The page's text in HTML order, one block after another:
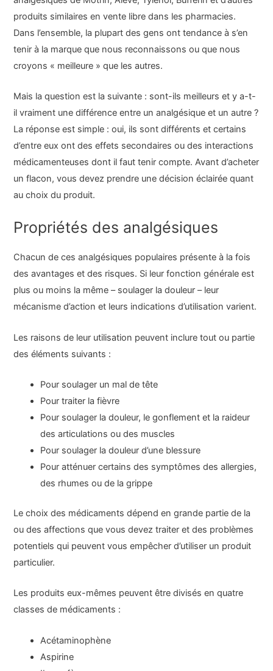
produits similaires en vente libre dans les pharmacies.
Dans l’ensemble, la plupart des gens ont tendance à s’en
tenir à la marque que nous reconnaissons ou que nous
croyons « meilleure » que les autres.
Mais la question est la suivante : sont-ils meilleurs et y a-t-
il vraiment une différence entre un analgésique et un autre ?
La réponse est simple : oui, ils sont différents et certains
d’entre eux ont des effets secondaires ou des interactions
médicamenteuses dont il faut tenir compte. Avant d’acheter
un flacon, vous devez prendre une décision éclairée quant
au choix du produit.
Propriétés des analgésiques
Chacun de ces analgésiques populaires présente à la fois
des avantages et des risques. Si leur fonction générale est
plus ou moins la même – soulager la douleur – leur
mécanisme d’action et leurs indications d’utilisation varient.
Les raisons de leur utilisation peuvent inclure tout ou partie
des éléments suivants :
Pour soulager un mal de tête
Pour traiter la fièvre
Pour soulager la douleur, le gonflement et la raideur
des articulations ou des muscles
Pour soulager la douleur d’une blessure
Pour atténuer certains des symptômes des allergies,
des rhumes ou de la grippe
Le choix des médicaments dépend en grande partie de la
ou des affections que vous devez traiter et des problèmes
potentiels qui peuvent vous empêcher d’utiliser un produit
particulier.
Les produits eux-mêmes peuvent être divisés en quatre
classes de médicaments :
Acétaminophène
Aspirine